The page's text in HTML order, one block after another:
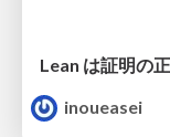
inoueasei